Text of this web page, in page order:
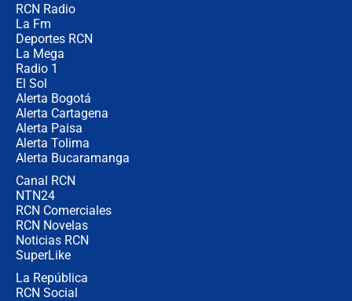
RCN Radio
La Fm
Deportes RCN
La Mega
Radio 1
El Sol
Alerta Bogotá
Alerta Cartagena
Alerta Paisa
Alerta Tolima
Alerta Bucaramanga
Canal RCN
NTN24
RCN Comerciales
RCN Novelas
Noticias RCN
SuperLike
La República
RCN Social